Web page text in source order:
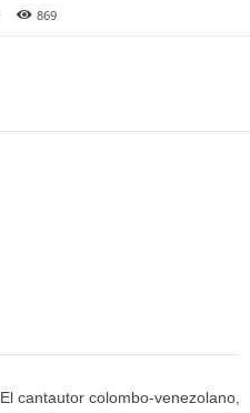
869
El cantautor colombo-venezolano,